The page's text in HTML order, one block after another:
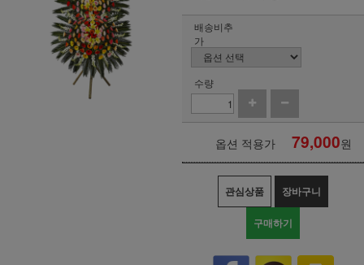
배송비추
가
수량
옵션 적용가 79,000원
관심상품 장바구니
구매하기